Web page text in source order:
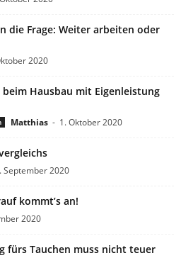
die Frage: Weiter arbeiten oder
2020
Hausbau mit Eigenleistung
Matthias - 1. Oktober 2020
September 2020
kommt’s an!
2020
fürs Tauchen muss nicht teuer